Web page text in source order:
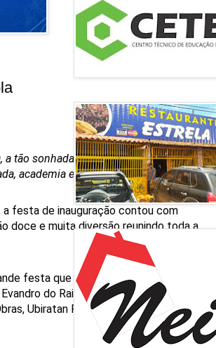
tão sonhada Arena Chiola, um espaço de
academia e parquinho para as crianças.
a festa de inauguração contou com
doce e muita diversão reunindo toda a
festa que contou com a presença do
do Rainha da Paz, Secretário
Ubiratan Reginaldo (Bira), Vereadores